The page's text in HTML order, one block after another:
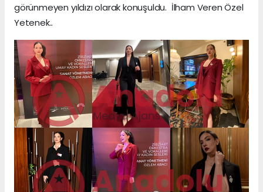
görünmeyen yıldızı olarak konuşuldu. İlham Veren Özel
Yetenek..